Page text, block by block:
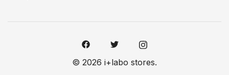
© 2026 i+labo stores.